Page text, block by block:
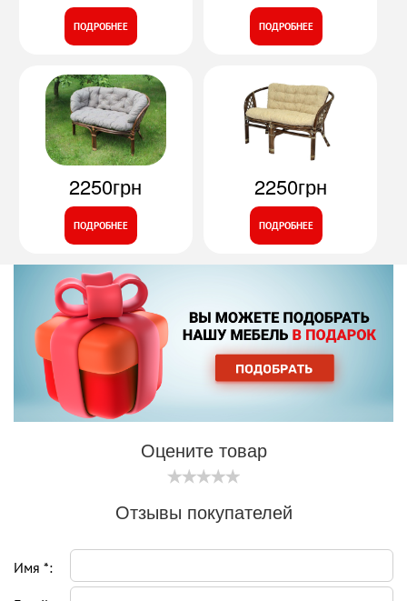
ПОДРОБНЕЕ ПОДРОБНЕЕ
2250грн
ПОДРОБНЕЕ
2250грн
ПОДРОБНЕЕ
Оцените товар
Отзывы покупателей
Имя *: